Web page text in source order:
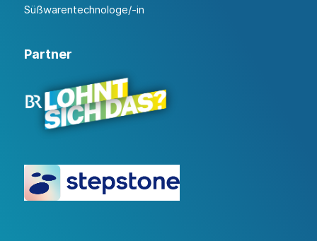
Süßwarentechnologe/-in
Partner